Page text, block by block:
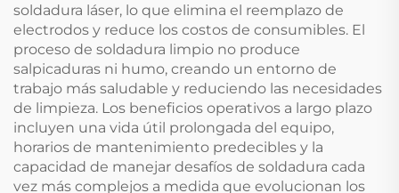
soldadura láser, lo que elimina el reemplazo de
electrodos y reduce los costos de consumibles. El
proceso de soldadura limpio no produce
salpicaduras ni humo, creando un entorno de
trabajo más saludable y reduciendo las necesidades
de limpieza. Los beneficios operativos a largo plazo
incluyen una vida útil prolongada del equipo,
horarios de mantenimiento predecibles y la
capacidad de manejar desafíos de soldadura cada
vez más complejos a medida que evolucionan los